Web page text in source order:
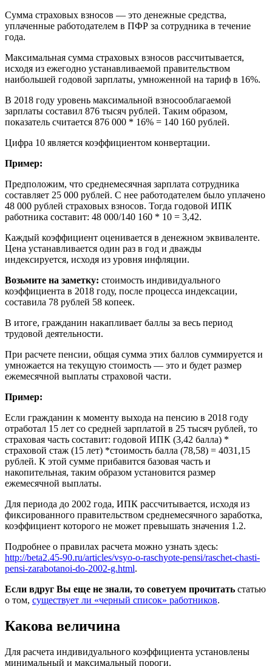
Сумма страховых взносов — это денежные средства,
уплаченные работодателем в ПФР за сотрудника в течение
года.
Maксимальная сумма страховых взносов рассчитывается,
исходя из ежегодно устанавливаемой правительством
наибольшей годовой зарплаты, умноженной на тариф в 16%.
В 2018 году уровень максимальной взносооблагаемой
зарплаты составил 876 тысяч рублей. Таким образом,
показатель считается 876 000 * 16% = 140 160 рублей.
Цифра 10 является коэффициентом конвертации.
Пример:
Предположим, что среднемесячная зарплата сотрудника
составляет 25 000 рублей. С нее работодателем было уплачено
48 000 рублей страховых взносов. Тогда годовой ИПК
работника составит: 48 000/140 160 * 10 = 3,42.
Каждый коэффициент оценивается в денежном эквиваленте.
Цена устанавливается один раз в год и дважды
индексируется, исходя из уровня инфляции.
Возьмите на заметку: стоимость индивидуального
коэффициента в 2018 году, после процесса индексации,
составила 78 рублей 58 копеек.
В итоге, гражданин накапливает баллы за весь период
трудовой деятельности.
При расчете пенсии, общая сумма этих баллов суммируется и
умножается на текущую стоимость — это и будет размер
ежемесячной выплаты страховой части.
Пример:
Если гражданин к моменту выхода на пенсию в 2018 году
отработал 15 лет со средней зарплатой в 25 тысяч рублей, то
страховая часть составит: годовой ИПК (3,42 балла) *
страховой стаж (15 лет) *стоимость балла (78,58) = 4031,15
рублей. К этой сумме прибавится базовая часть и
накопительная, таким образом установится размер
ежемесячной выплаты.
Для периода до 2002 года, ИПК рассчитывается, исходя из
фиксированного правительством среднемесячного заработка,
коэффициент которого не может превышать значения 1.2.
Подробнее о правилах расчета можно узнать здесь:
http://beta2.45-90.ru/articles/vsyo-o-raschyote-pensi/raschet-chasti-
pensi-zarabotanoi-do-2002-g.html.
Если вдруг Вы еще не знали, то советуем прочитать статью
о том, существует ли «черный список» работников.
Какова величина
Для расчета индивидуального коэффициента установлены
минимальный и максимальный пороги.